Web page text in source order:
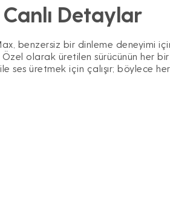
Detaylar
benzersiz bir dinleme deneyimi
Özel olarak üretilen sürücünün her
ses üretmek için çalışır; böylece